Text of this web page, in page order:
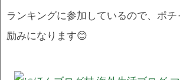
ランキングに参加しているので、ポチ
励みになります😊